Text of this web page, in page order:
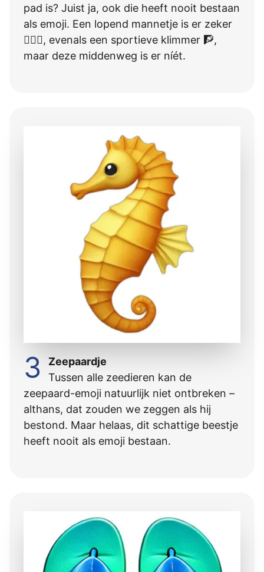
pad is? Juist ja, ook die heeft nooit bestaan
als emoji. Een lopend mannetje is er zeker
🚶🏻‍♂️, evenals een sportieve klimmer 🧗,
maar deze middenweg is er níét.
3
Zeepaardje
Tussen alle zeedieren kan de
zeepaard-emoji natuurlijk niet ontbreken –
althans, dat zouden we zeggen als hij
bestond. Maar helaas, dit schattige beestje
heeft nooit als emoji bestaan.